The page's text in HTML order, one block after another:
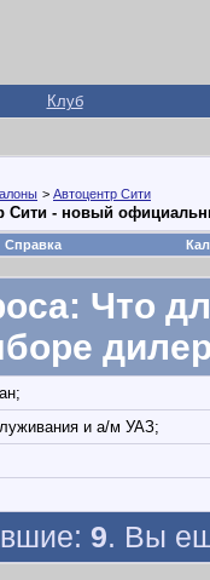
Клуб
> Автоцентр Сити
Сити - новый
Справка
: Что
и а/м УАЗ;
9. Вы